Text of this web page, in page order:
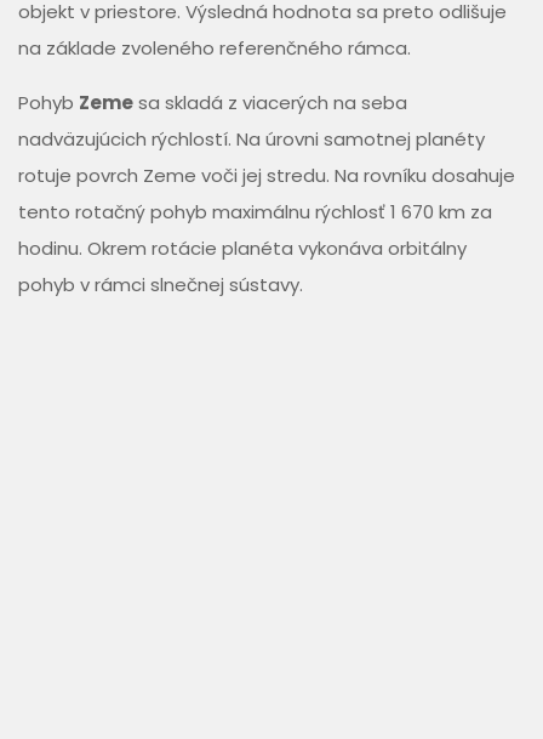
objekt v priestore. Výsledná hodnota sa preto odlišuje
na základe zvoleného referenčného rámca.
Pohyb Zemesa skladá z viacerých na seba
nadväzujúcich rýchlostí. Na úrovni samotnej planéty
rotuje povrch Zeme voči jej stredu. Na rovníku dosahuje
tento rotačný pohyb maximálnu rýchlosť 1 670 km za
hodinu. Okrem rotácie planéta vykonáva orbitálny
pohyb v rámci slnečnej sústavy.